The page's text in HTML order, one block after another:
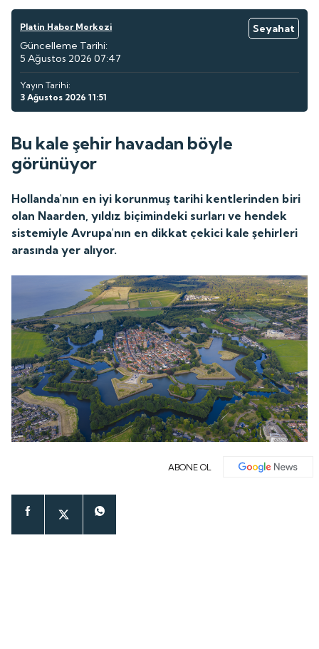
Platin Haber Merkezi
Seyahat
Güncelleme Tarihi:
5 Ağustos 2026 07:47
Yayın Tarihi:
3 Ağustos 2026 11:51
Bu kale şehir havadan böyle
görünüyor
Hollanda'nın en iyi korunmuş tarihi kentlerinden biri
olan Naarden, yıldız biçimindeki surları ve hendek
sistemiyle Avrupa'nın en dikkat çekici kale şehirleri
arasında yer alıyor.
ABONE OL